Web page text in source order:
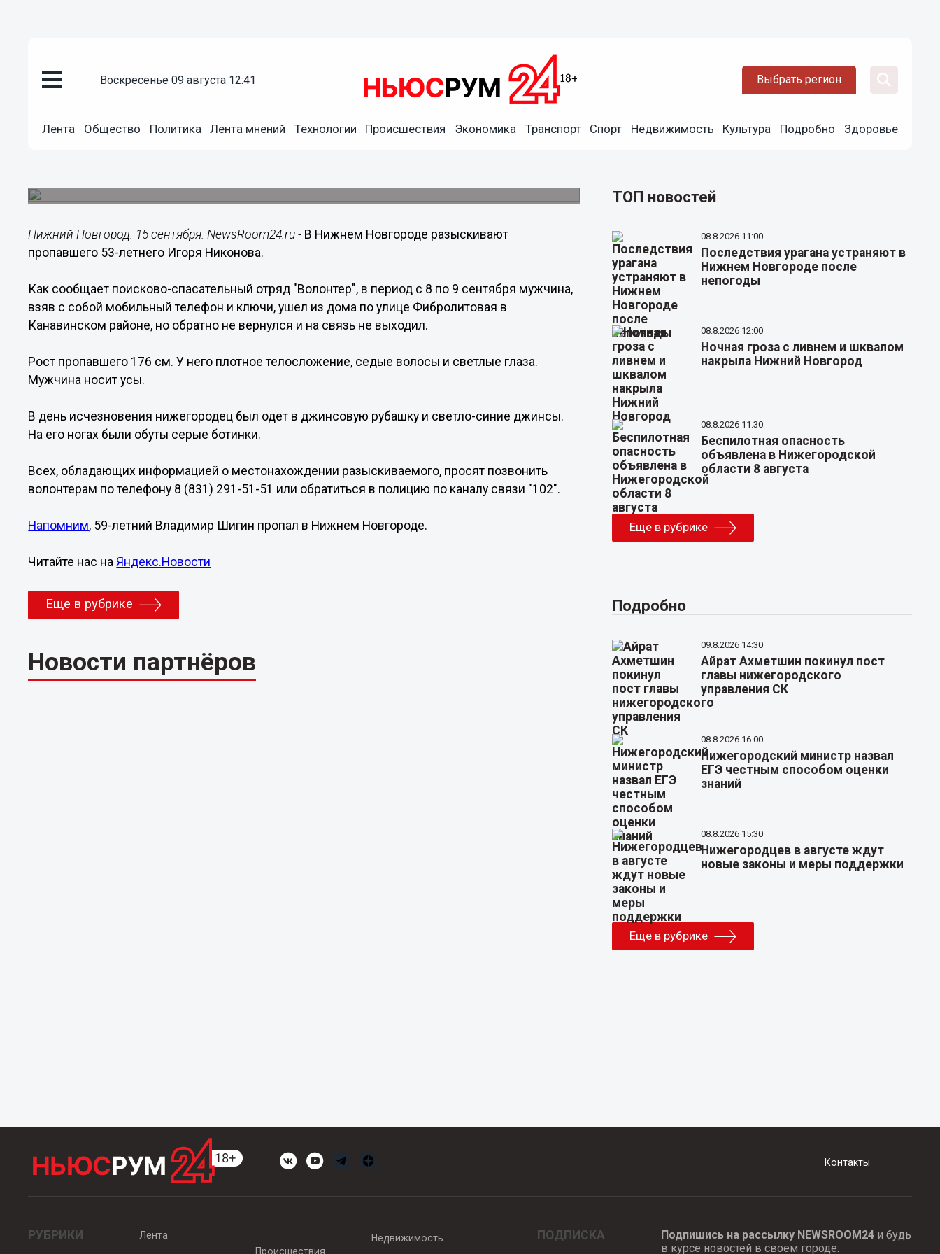
воскресенье 09 августа 12:41 Выбрать регион
Лента Общество Политика Лента мнений Технологии Происшествия Экономика Транспорт Спорт Недвижимость Культура Подробно Здоровье
15.09.201814:11
Нижний Новгород. 15 сентября. NewsRoom24.ru - В Нижнем Новгороде разыскивают
пропавшего 53-летнего Игоря Никонова.
Как сообщает поисково-спасательный отряд "Волонтер", в период с 8 по 9 сентября мужчина,
взяв с собой мобильный телефон и ключи, ушел из дома по улице Фибролитовая в
Канавинском районе, но обратно не вернулся и на связь не выходил.
Рост пропавшего 176 см. У него плотное телосложение, седые волосы и светлые глаза.
Мужчина носит усы.
В день исчезновения нижегородец был одет в джинсовую рубашку и светло-синие джинсы.
На его ногах были обуты серые ботинки.
Всех, обладающих информацией о местонахождении разыскиваемого, просят позвонить
волонтерам по телефону 8 (831) 291-51-51 или обратиться в полицию по каналу связи "102".
Напомним, 59-летний Владимир Шигин пропал в Нижнем Новгороде.
Читайте нас наЯндекс.Новости
Еще в рубрике
Новости партнёров
ТОП новостей
08.8.2026 11:00
Последствия урагана устраняют в
Нижнем Новгороде после
непогоды
08.8.2026 12:00
Ночная гроза с ливнем и шквалом
накрыла Нижний Новгород
08.8.2026 11:30
Беспилотная опасность
объявлена в Нижегородской
области 8 августа
Еще в рубрике
Подробно
09.8.2026 14:30
Айрат Ахметшин покинул пост
главы нижегородского
управления СК
08.8.2026 16:00
Нижегородский министр назвал
ЕГЭ честным способом оценки
знаний
08.8.2026 15:30
Нижегородцев в августе ждут
новые законы и меры поддержки
Еще в рубрике
Контакты
РУБРИКИ
Лента
Происшествия
Недвижимость ПОДПИСКА Подпишись на рассылку NEWSROOM24и будь
в курсе новостей в своём городе: